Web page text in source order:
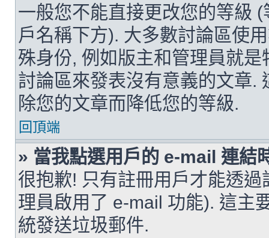
一般您不能直接更改您的等級
戶名稱下方). 大多數討論區使
殊身份, 例如版主和管理員就
討論區來發表沒有意義的文章.
除您的文章而降低您的等級.
回頂端
» 當我點選用戶的 e-mail 連結
很抱歉! 只有註冊用戶才能透
理員啟用了 e-mail 功能). 這主
統發送垃圾郵件.